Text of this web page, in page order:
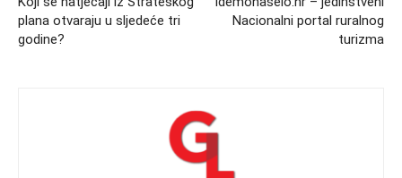
plana otvaraju u sljedeće tri
godine?
Nacionalni portal ruralnog
turizma